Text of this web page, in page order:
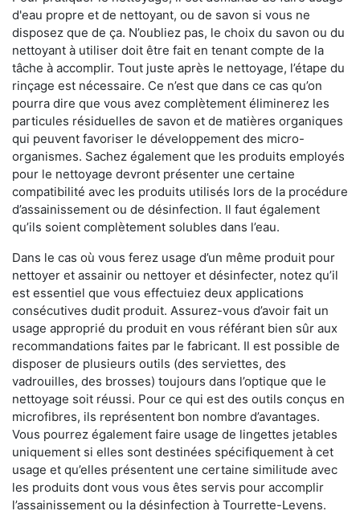
d'eau propre et de nettoyant, ou de savon si vous ne
disposez que de ça. N’oubliez pas, le choix du savon ou du
nettoyant à utiliser doit être fait en tenant compte de la
tâche à accomplir. Tout juste après le nettoyage, l’étape du
rinçage est nécessaire. Ce n’est que dans ce cas qu’on
pourra dire que vous avez complètement éliminerez les
particules résiduelles de savon et de matières organiques
qui peuvent favoriser le développement des micro-
organismes. Sachez également que les produits employés
pour le nettoyage devront présenter une certaine
compatibilité avec les produits utilisés lors de la procédure
d’assainissement ou de désinfection. Il faut également
qu’ils soient complètement solubles dans l’eau.
Dans le cas où vous ferez usage d’un même produit pour
nettoyer et assainir ou nettoyer et désinfecter, notez qu’il
est essentiel que vous effectuiez deux applications
consécutives dudit produit. Assurez-vous d’avoir fait un
usage approprié du produit en vous référant bien sûr aux
recommandations faites par le fabricant. Il est possible de
disposer de plusieurs outils (des serviettes, des
vadrouilles, des brosses) toujours dans l’optique que le
nettoyage soit réussi. Pour ce qui est des outils conçus en
microfibres, ils représentent bon nombre d’avantages.
Vous pourrez également faire usage de lingettes jetables
uniquement si elles sont destinées spécifiquement à cet
usage et qu’elles présentent une certaine similitude avec
les produits dont vous vous êtes servis pour accomplir
l’assainissement ou la désinfection à Tourrette-Levens.